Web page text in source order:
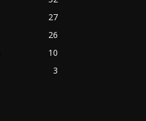
27
26
10
3